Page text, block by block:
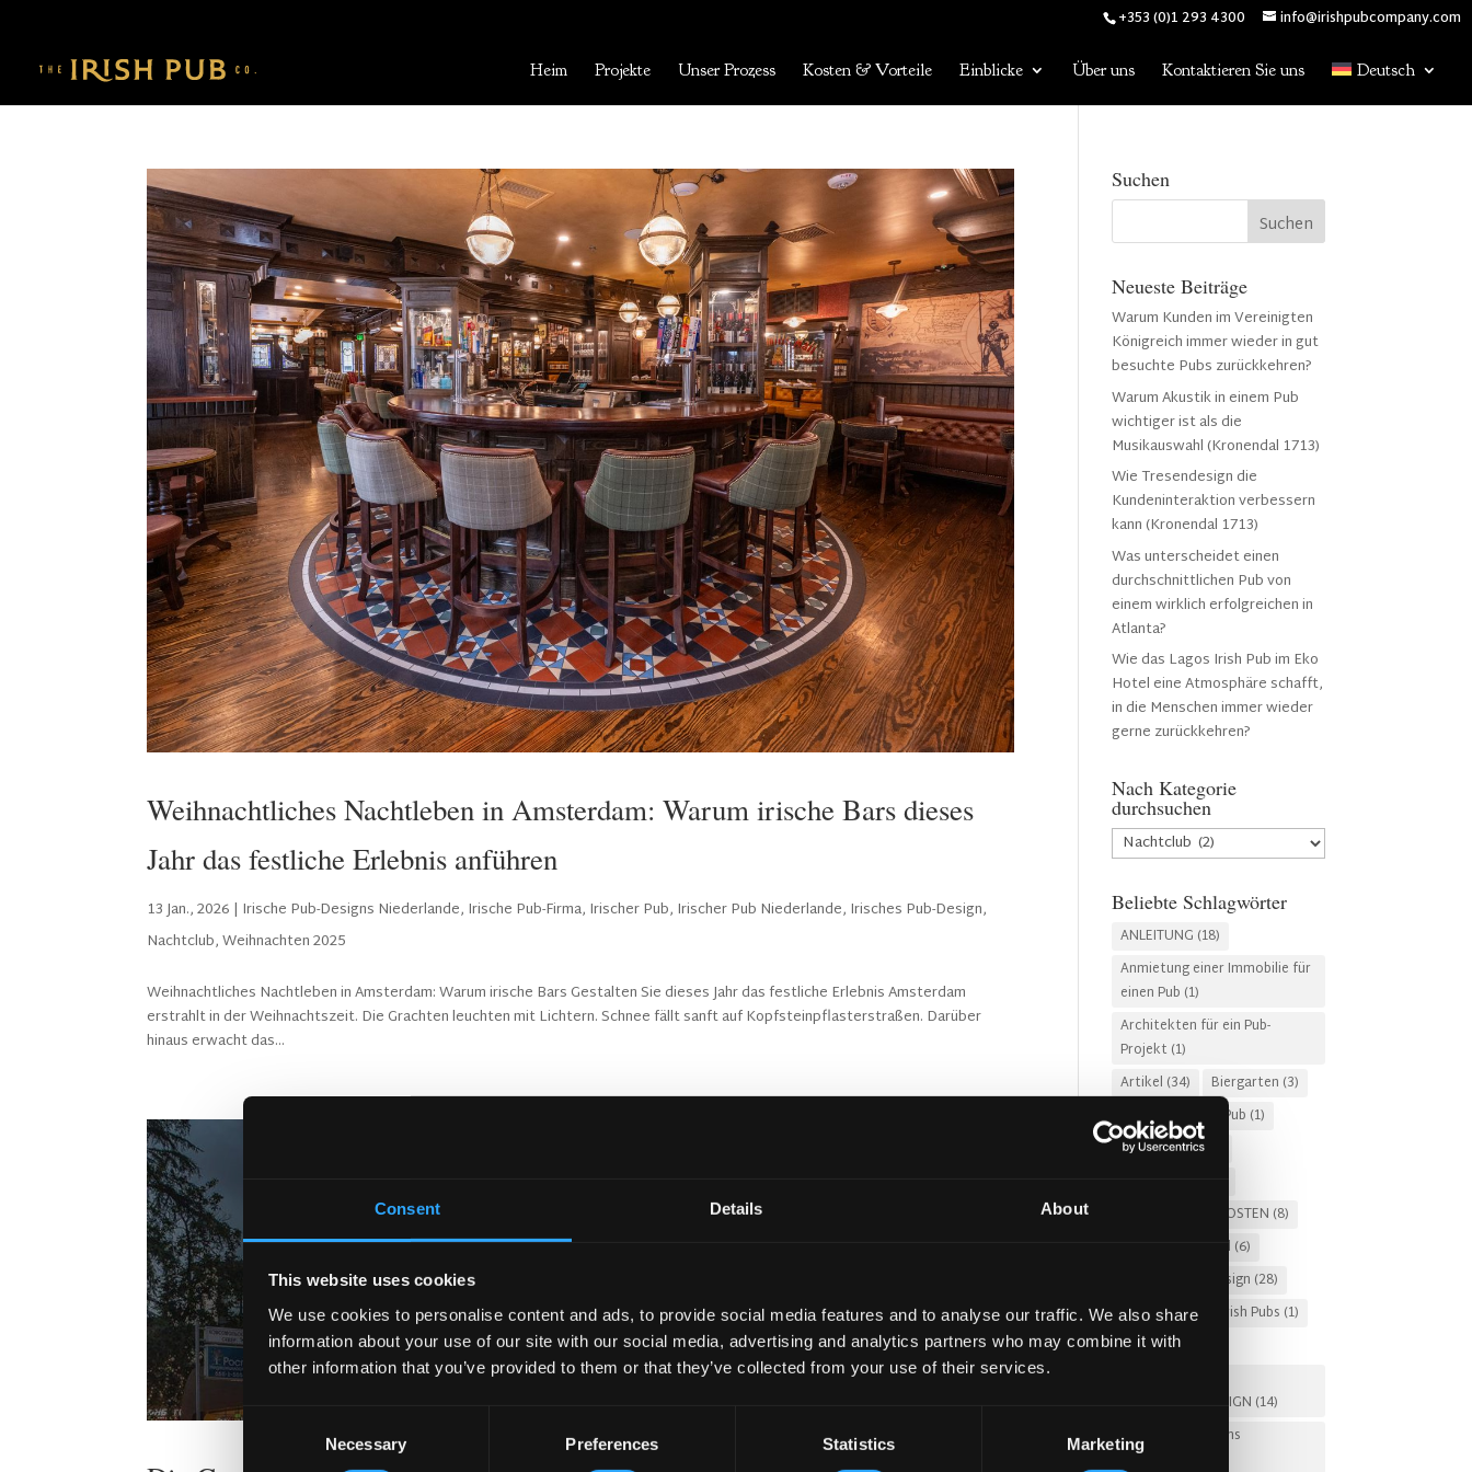
Consent Details About
This website uses cookies
We use cookies to personalise content and ads, to provide social media features and to analyse our traffic. We also share
information about your use of our site with our social media, advertising and analytics partners who may combine it with
other information that you’ve provided to them or that they’ve collected from your use of their services.
Consent
Necessary Preferences Statistics Marketing
+353 (0)1 293 4300 info@irishpubcompany.com
Heim Projekte Unser Prozess Kosten & Vorteile Einblicke Über uns Kontaktieren Sie uns Deutsch
Weihnachtliches Nachtleben in Amsterdam: Warum irische Bars dieses
Jahr das festliche Erlebnis anführen
13 Jan., 2026 | Irische Pub-Designs Niederlande, Irische Pub-Firma, Irischer Pub, Irischer Pub Niederlande, Irisches Pub-Design,
Nachtclub,Weihnachten 2025
Weihnachtliches Nachtleben in Amsterdam: Warum irische Bars Gestalten Sie dieses Jahr das festliche Erlebnis Amsterdam
erstrahlt in der Weihnachtszeit. Die Grachten leuchten mit Lichtern. Schnee fällt sanft auf Kopfsteinpflasterstraßen. Darüber
hinaus erwacht das...
Suchen
Neueste Beiträge
Warum Kunden im Vereinigten
Königreich immer wieder in gut
besuchte Pubs zurückkehren?
Warum Akustik in einem Pub
wichtiger ist als die
Musikauswahl (Kronendal 1713)
Wie Tresendesign die
Kundeninteraktion verbessern
kann (Kronendal 1713)
Was unterscheidet einen
durchschnittlichen Pub von
einem wirklich erfolgreichen in
Atlanta?
Wie das Lagos Irish Pub im Eko
Hotel eine Atmosphäre schafft,
in die Menschen immer wieder
gerne zurückkehren?
Nach Kategorie
durchsuchen
Nach
Kategorie
Beliebte Schlagwörter
ANLEITUNG (18)
Anmietung einer Immobilie für
einen Pub (1)
Architekten für ein Pub-
Projekt (1)
Artikel (34) Biergarten (3)
Brandschutz im Pub (1)
Erinnerungen(3)
GASTGEWERBEKOSTEN (8)
Gastro-Pub-Trend (6)
Gastronomie-Design (28)
Geschichte des Irish Pubs (1)
Geschichten
RESTAURANTDESIGN (14)
Irische Pub-Designs
Niederlande